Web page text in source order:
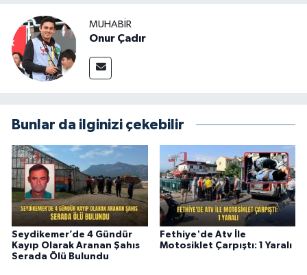
MUHABİR
Onur Çadır
Bunlar da ilginizi çekebilir
Seydikemer’de 4 Gündür
Kayıp Olarak Aranan Şahıs
Serada Ölü Bulundu
Fethiye'de Atv İle
Motosiklet Çarpıştı: 1 Yaralı